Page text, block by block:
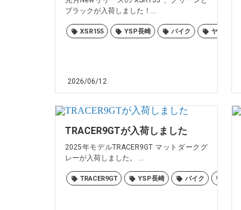
ブラックが入荷しました！...
XSR155 YSP長崎 バイク ヤマハ
2026/06/12
TRACER9GTが入荷しました
2025年モデルTRACER9GT マットダークグ
レーが入荷しました。 ...
TRACER9GT YSP長崎 バイク